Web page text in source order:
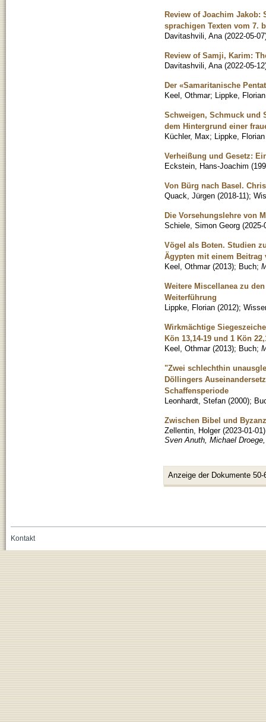
Review of Joachim Jakob:
sprachigen Texten vom 7.
Davitashvili, Ana (2022-05-07
Review of Samji, Karim:
Davitashvili, Ana (2022-05-12
Der «Samaritanische
Keel, Othmar; Lippke, Florian
Schweigen, Schmuck und
dem Hintergrund einer
Küchler, Max; Lippke,
Verheißung und Gesetz:
Eckstein, Hans-Joachim (
Von Bürg nach Basel.
Quack, Jürgen (2018-11);
Die Vorsehungslehre von
Schiele, Simon Georg (2025-
Vögel als Boten. Studien
Ägypten mit einem Beitrag
Keel, Othmar (2013); Buch;
Weitere Miscellanea zu
Weiterführung
Lippke, Florian (2012);
Wirkmächtige
Kön 13,14-19 und 1 Kön
Keel, Othmar (2013); Buch;
"Zwei schlechthin
Döllingers
Schaffensperiode
Leonhardt, Stefan (2000);
Zwischen Bibel und
Zellentin, Holger (2023-01-01)
Sven Anuth, Michael
Anzeige der Dokumente 50-
Kontakt